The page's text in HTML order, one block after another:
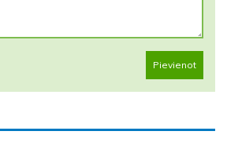
Pievienot